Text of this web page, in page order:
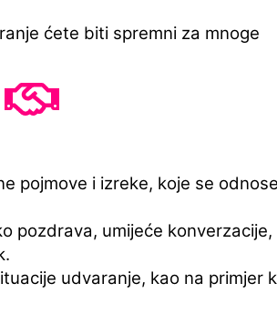
ćete biti spremni za mnoge
pojmove i izreke, koje se
pozdrava, umijeće konverzacije,
udvaranje, kao na primjer